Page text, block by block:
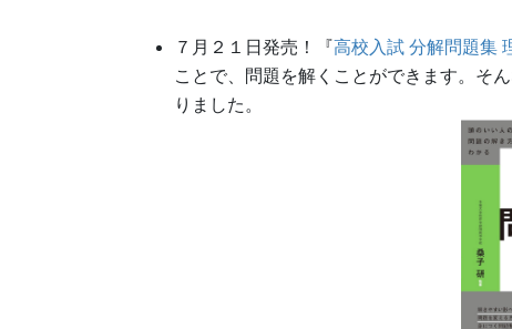
７月２１日発売！『高校入試 分解問題集
ことで、問題を解くことができます。そ
りました。